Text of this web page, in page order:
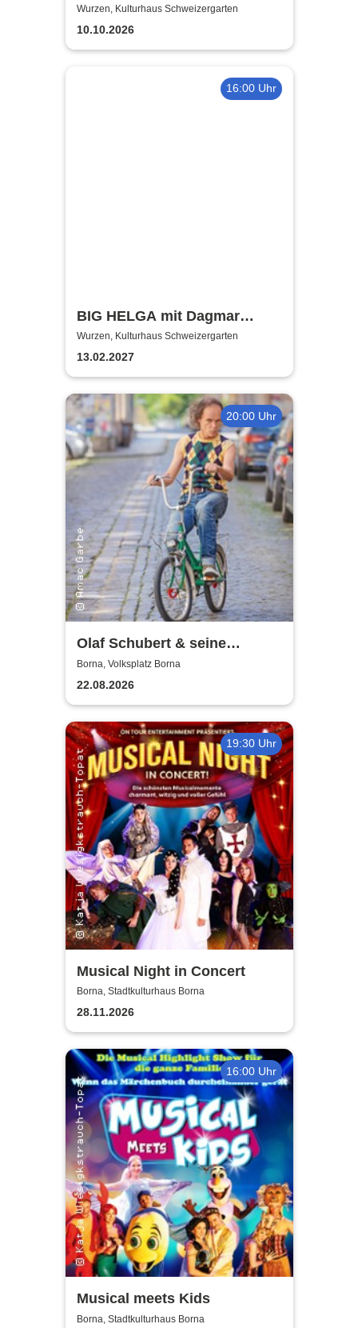
Kulturhaus Schweizergarten
Wurzen, Kulturhaus Schweizergarten
10.10.2026
16:00 Uhr
BIG HELGA mit Dagmar
Gelbke & Wolfgang Fliedler
Wurzen, Kulturhaus Schweizergarten
13.02.2027
20:00 Uhr
Olaf Schubert & seine
Freunde - Jetzt oder now!
Borna, Volksplatz Borna
22.08.2026
19:30 Uhr
Musical Night in Concert
Borna, Stadtkulturhaus Borna
28.11.2026
16:00 Uhr
Musical meets Kids
Borna, Stadtkulturhaus Borna